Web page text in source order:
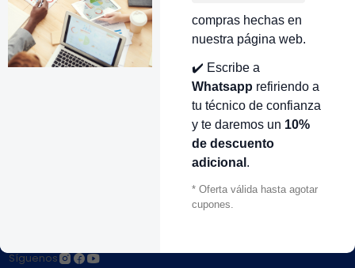
compras hechas en
nuestra página web.
✔️ Escribe a
Whatsapp refiriendo a
tu técnico de confianza
y te daremos un 10%
de descuento
adicional .
* Oferta válida hasta agotar
cupones.
VOLVER ARRIBA
Síguenos